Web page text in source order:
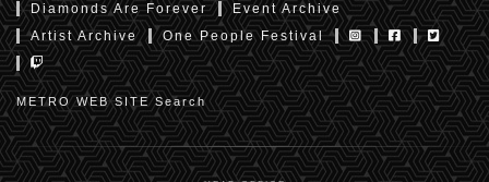
Diamonds Are Forever
Event Archive
Artist Archive
One People Festival
METRO WEB SITE Search